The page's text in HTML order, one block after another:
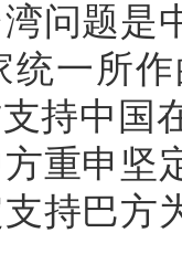
问题是
统一所
持中国
方重申
持巴方